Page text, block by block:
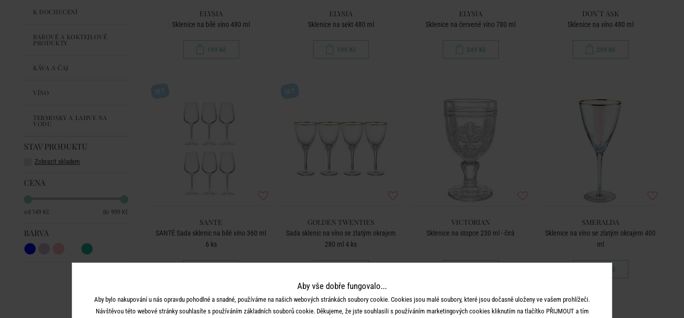
K DOCHUCENÍ
BAROVÉ A KOKTEJLOVÉ
PRODUKTY
KÁVA A ČAJ
VÍNO
TERMOSKY A LAHVE NA
VODU
STAV PRODUKTU
Zobrazit skladem
CENA
149 Kč 999 Kč
BARVA
ELYSIA
Sklenice na bílé víno 480 ml
199 Kč
ELYSIA
Sklenice na sekt 480 ml
199 Kč
ELYSIA
Sklenice na červené víno 780 ml
249 Kč
DON`T ASK
Sklenice na víno 480 ml
299 Kč
SANTE
SANTÉ Sada sklenic na bílé víno 360 ml
6 ks
GOLDEN TWENTIES
Sada sklenic na víno se zlatým okrajem
280 ml 4 ks
VICTORIAN
Sklenice na stopce 230 ml - čirá
SMERALDA
Sklenice na víno se zlatým okrajem 400
ml
249 Kč
BESTSELLER
Aby vše dobře fungovalo...
Aby bylo nakupování u nás opravdu pohodlné a snadné, používáme na našich webových stránkách soubory cookie. Cookies jsou malé soubory, které jsou dočasně uloženy ve vašem prohlížeči.
Návštěvou této webové stránky souhlasíte s používáním základních souborů cookie. Děkujeme, že jste souhlasili s používáním marketingových cookies kliknutím na tlačítko PŘIJMOUT a tím